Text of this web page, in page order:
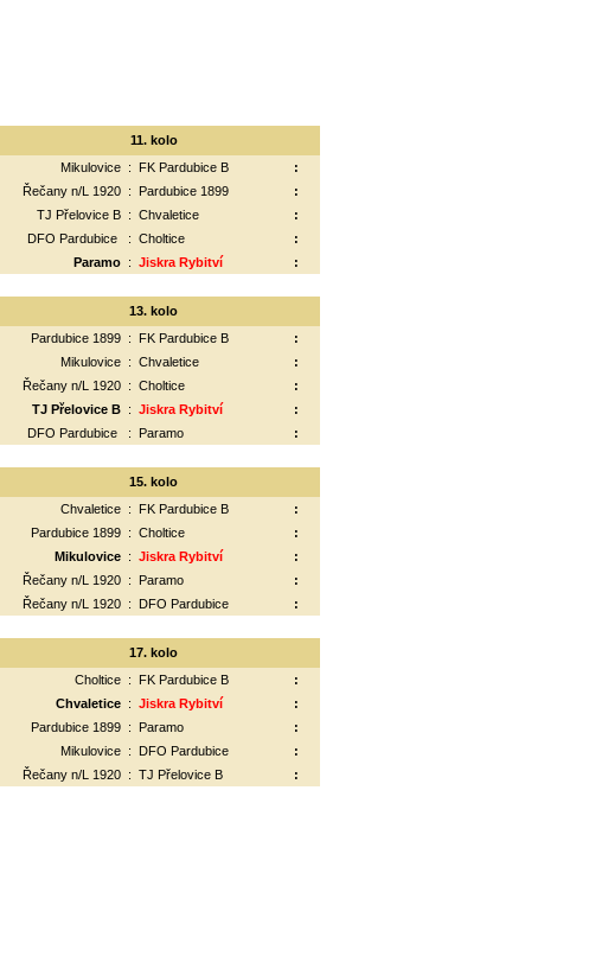
11. kolo
Mikulovice : FK Pardubice B
:
Řečany n/L 1920 : Pardubice 1899
:
TJ Přelovice B : Chvaletice
:
DFO Pardubice : Choltice
:
Paramo : Jiskra Rybitví :
13. kolo
Pardubice 1899 : FK Pardubice B
:
Mikulovice : Chvaletice
:
Řečany n/L 1920 : Choltice
:
TJ Přelovice B : Jiskra Rybitví
:
DFO Pardubice : Paramo :
15. kolo
Chvaletice : FK Pardubice B
:
Pardubice 1899 : Choltice
:
Mikulovice : Jiskra Rybitví
:
Řečany n/L 1920 : Paramo
:
Řečany n/L 1920 : DFO Pardubice :
17. kolo
Choltice : FK Pardubice B
:
Chvaletice : Jiskra Rybitví
:
Pardubice 1899 : Paramo
:
Mikulovice : DFO Pardubice
:
Řečany n/L 1920 : TJ Přelovice B :